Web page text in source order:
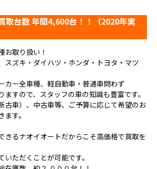
取台数 年間4,600台！！（2020年実
取り扱い！
スズキ・ダイハツ・ホンダ・トヨタ・マツ
カー全車種、軽自動車・普通車問わず
ますので、スタッフの車の知識も豊富です。
古車）、中古車等、ご予算に応じて希望のお
す。
きるナオイオートだからこそ高価格で買取を
ただくことが可能です。